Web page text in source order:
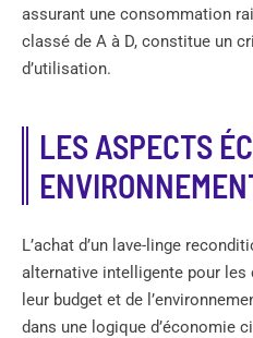
assurant une consommation
classé de A à D, constitue un
d’utilisation.
LES ASPECTS
L’achat d’un lave-linge
alternative intelligente pour
leur budget et de
dans une logique d’économie